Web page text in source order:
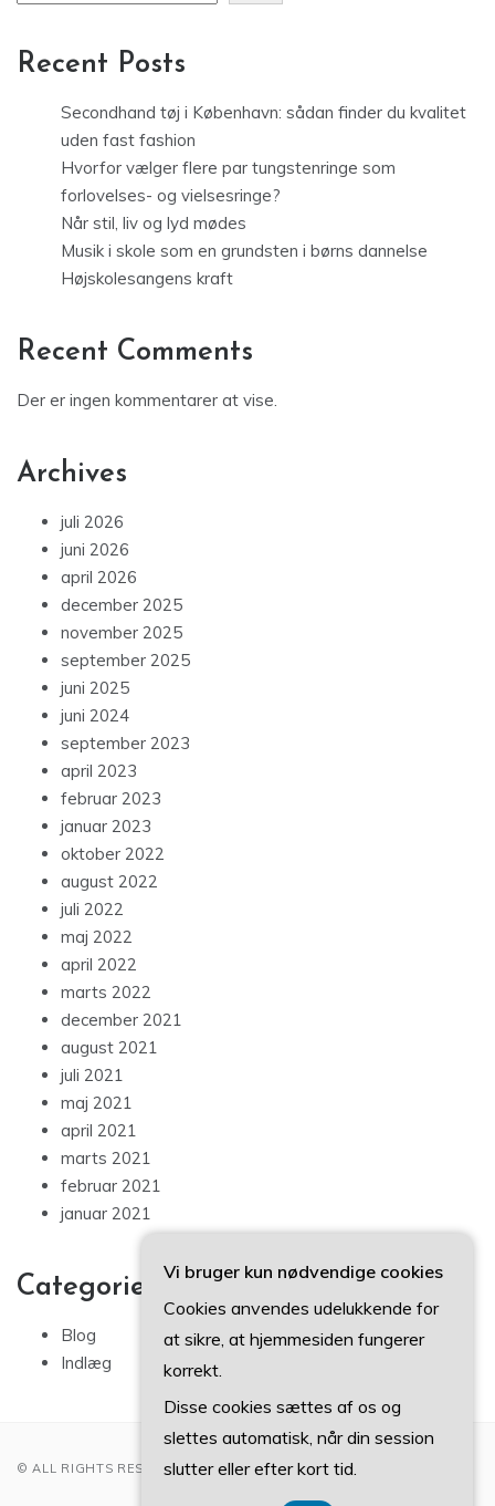
Recent Posts
Secondhand tøj i København: sådan finder du kvalitet
uden fast fashion
Hvorfor vælger flere par tungstenringe som
forlovelses- og vielsesringe?
Når stil, liv og lyd mødes
Musik i skole som en grundsten i børns dannelse
Højskolesangens kraft
Recent Comments
Der er ingen kommentarer at vise.
Archives
juli 2026
juni 2026
april 2026
december 2025
november 2025
september 2025
juni 2025
juni 2024
september 2023
april 2023
februar 2023
januar 2023
oktober 2022
august 2022
juli 2022
maj 2022
april 2022
marts 2022
december 2021
august 2021
juli 2021
maj 2021
april 2021
marts 2021
februar 2021
januar 2021
Categories
Blog
Indlæg
© ALL RIGHTS RESERVED 2022
Vi bruger kun nødvendige cookies
Cookies anvendes udelukkende for
at sikre, at hjemmesiden fungerer
korrekt.
Disse cookies sættes af os og
slettes automatisk, når din session
slutter eller efter kort tid.